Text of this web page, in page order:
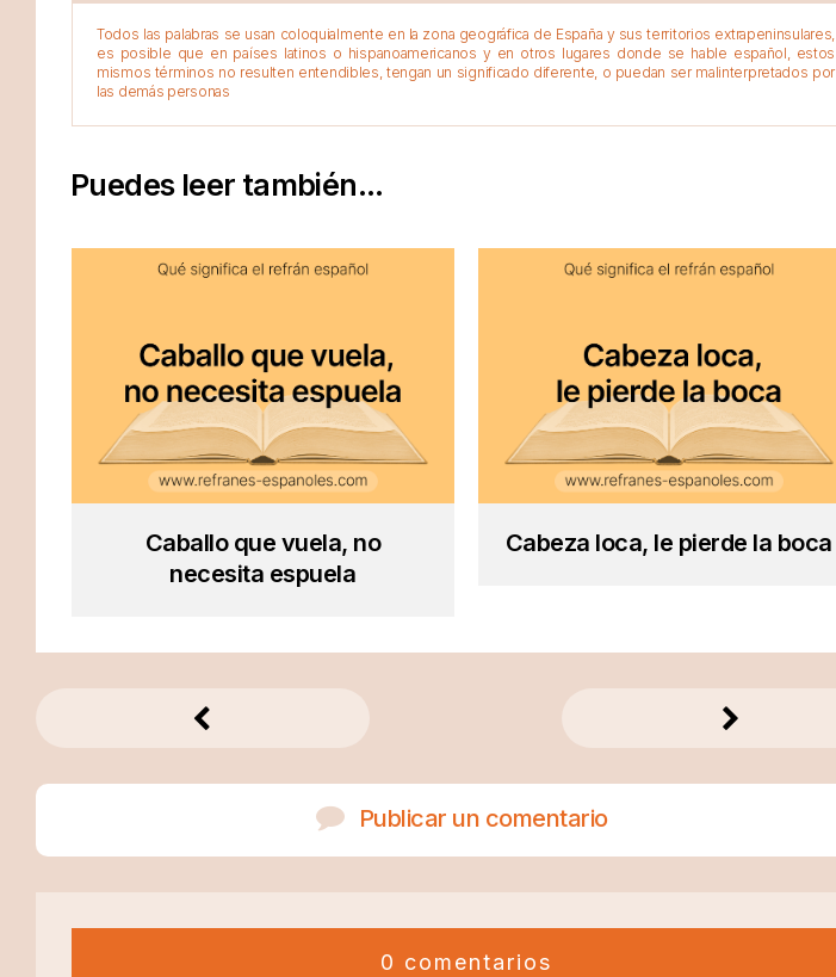
Todos las palabras se usan coloquialmente en la zona geográfica de España y sus territorios extrapeninsulares,
es posible que en países latinos o hispanoamericanos y en otros lugares donde se hable español, estos
mismos términos no resulten entendibles, tengan un significado diferente, o puedan ser malinterpretados por
las demás personas
Puedes leer también...
Caballo que vuela, no
necesita espuela
Cabeza loca, le pierde la boca
Publicar un comentario
0 comentarios